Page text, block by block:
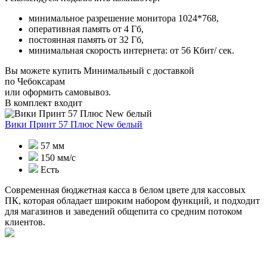
минимальное разрешение монитора 1024*768,
оперативная память от 4 Гб,
постоянная память от 32 Гб,
минимальная скорость интернета: от 56 Кбит/ сек.
Вы можете купить Минимальный с доставкой
по Чебоксарам
или оформить самовывоз.
В комплект входит
Вики Принт 57 Плюс New белый
57 мм
150 мм/с
Есть
Современная бюджетная касса в белом цвете для кассовых
ПК, которая обладает широким набором функций, и подходит
для магазинов и заведений общепита со средним потоком
клиентов.